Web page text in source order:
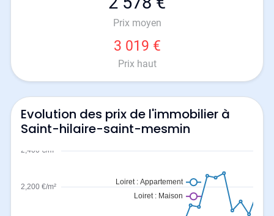
Prix moyen
3 019 €
Prix haut
Evolution des prix de l'immobilier à
Saint-hilaire-saint-mesmin